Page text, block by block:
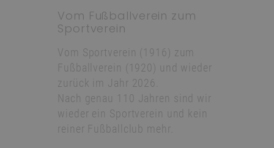
Vom Fußballverein zum
Sportverein
Vom Sportverein (1916) zum
Fußballverein (1920) und wieder
zurück im Jahr 2026.
Nach genau 110 Jahren sind wir
wieder ein Sportverein und kein
reiner Fußballclub mehr.